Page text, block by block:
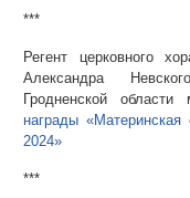
***
Регент церковного
Александра
Гродненской
награды
2024»
***